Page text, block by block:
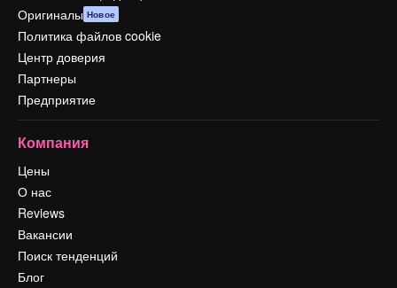
Оригиналы Новое
Политика файлов cookie
Центр доверия
Партнеры
Предприятие
Компания
Цены
О нас
Reviews
Вакансии
Поиск тенденций
Блог